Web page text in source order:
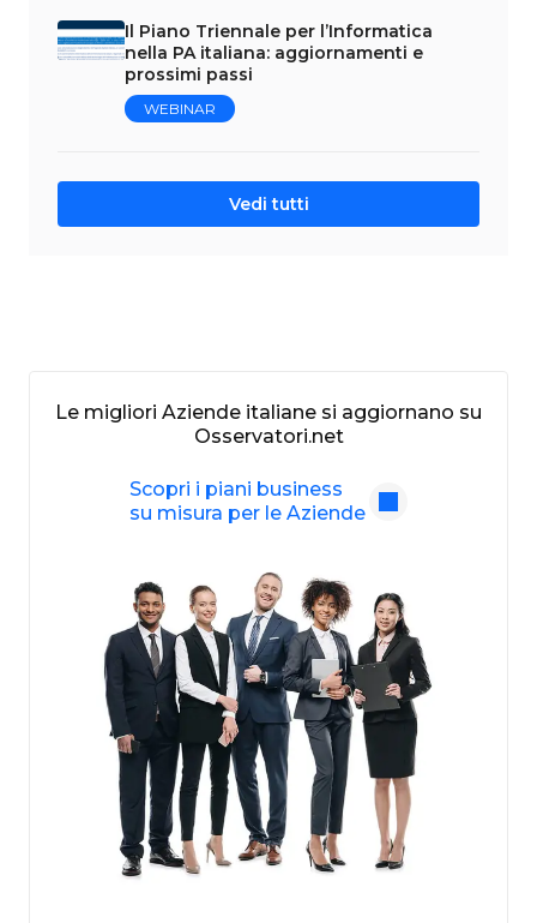
Il Piano Triennale per l’Informatica
nella PA italiana: aggiornamenti e
prossimi passi
WEBINAR
Vedi tutti
Le migliori Aziende italiane si aggiornano su
Osservatori.net
Scopri i piani business
su misura per le Aziende